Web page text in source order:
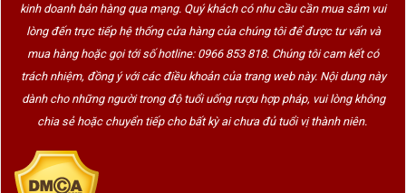
kinh doanh bán hàng qua mạng. Quý khách có nhu cầu cần mua sắm vui
lòng đến trực tiếp hệ thống cửa hàng của chúng tôi để được tư vấn và
mua hàng hoặc gọi tới số hotline: 0966 853 818. Chúng tôi cam kết có
trách nhiệm, đồng ý với các điều khoản của trang web này. Nội dung này
dành cho những người trong độ tuổi uống rượu hợp pháp, vui lòng không
chia sẻ hoặc chuyển tiếp cho bất kỳ ai chưa đủ tuổi vị thành niên.